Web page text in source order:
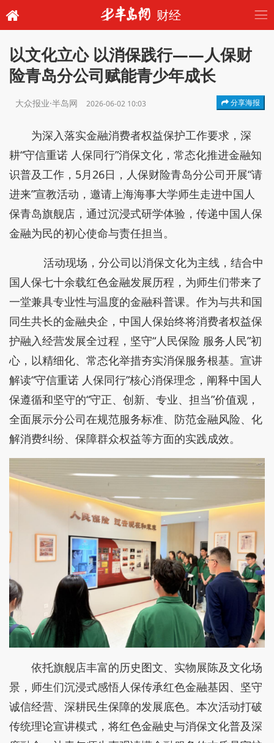
财经
以文化立心 以消保践行——人保财
险青岛分公司赋能青少年成长
大众报业·半岛网 2026-06-02 10:03 分享海报
为深入落实金融消费者权益保护工作要求，深
耕“守信重诺 人保同行”消保文化，常态化推进金融知
识普及工作，5月26日，人保财险青岛分公司开展“请
进来”宣教活动，邀请上海海事大学师生走进中国人
保青岛旗舰店，通过沉浸式研学体验，传递中国人保
金融为民的初心使命与责任担当。
活动现场，分公司以消保文化为主线，结合中
国人保七十余载红色金融发展历程，为师生们带来了
一堂兼具专业性与温度的金融科普课。作为与共和国
同生共长的金融央企，中国人保始终将消费者权益保
护融入经营发展全过程，坚守“人民保险 服务人民”初
心，以精细化、常态化举措夯实消保服务根基。宣讲
解读“守信重诺 人保同行”核心消保理念，阐释中国人
保遵循和坚守的“守正、创新、专业、担当”价值观，
全面展示分公司在规范服务标准、防范金融风险、化
解消费纠纷、保障群众权益等方面的实践成效。
依托旗舰店丰富的历史图文、实物展陈及文化场
景，师生们沉浸式感悟人保传承红色金融基因、坚守
诚信经营、深耕民生保障的发展底色。本次活动打破
传统理论宣讲模式，将红色金融史与消保文化普及深